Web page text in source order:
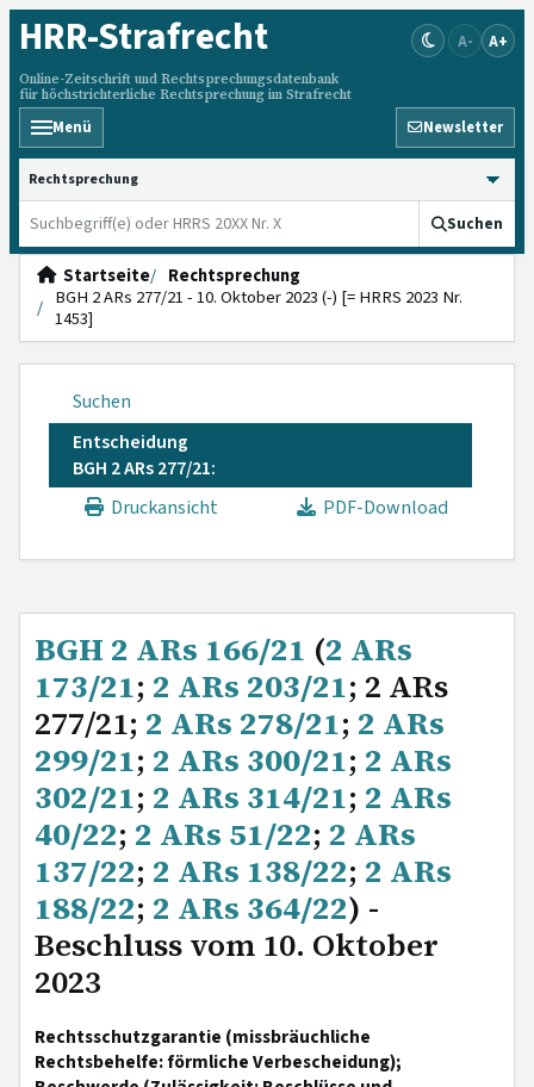
HRR-Strafrecht
Online-Zeitschrift und Rechtsprechungsdatenbank
für höchstrichterliche Rechtsprechung im Strafrecht
A- A+
Menü Newsletter
HRRS durchsuchen
Suchen
Startseite
Rechtsprechung
BGH 2 ARs 277/21 - 10. Oktober 2023 (-) [= HRRS 2023 Nr.
1453]
Suchen
Entscheidung
BGH 2 ARs 277/21:
Druckansicht
PDF-Download
BGH 2 ARs 166/21 (2 ARs
173/21; 2 ARs 203/21; 2 ARs
277/21; 2 ARs 278/21; 2 ARs
299/21; 2 ARs 300/21; 2 ARs
302/21; 2 ARs 314/21; 2 ARs
40/22; 2 ARs 51/22; 2 ARs
137/22; 2 ARs 138/22; 2 ARs
188/22; 2 ARs 364/22) -
Beschluss vom 10. Oktober
2023
Rechtsschutzgarantie (missbräuchliche
Rechtsbehelfe: förmliche Verbescheidung);